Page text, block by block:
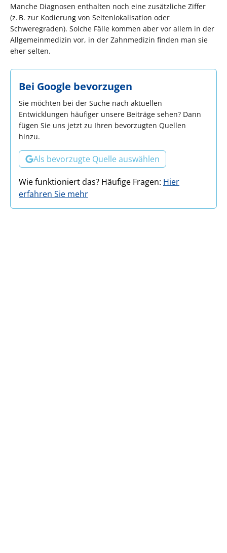
Manche Diagnosen enthalten noch eine zusätzliche Ziffer
(z. B. zur Kodierung von Seitenlokalisation oder
Schweregraden). Solche Fälle kommen aber vor allem in der
Allgemeinmedizin vor, in der Zahnmedizin finden man sie
eher selten.
Bei Google bevorzugen
Sie möchten bei der Suche nach aktuellen
Entwicklungen häufiger unsere Beiträge sehen? Dann
fügen Sie uns jetzt zu Ihren bevorzugten Quellen
hinzu.
Als bevorzugte Quelle auswählen
Wie funktioniert das? Häufige Fragen: Hier
erfahren Sie mehr